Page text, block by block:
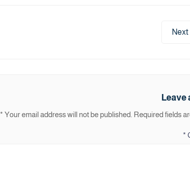
Leave
Your email address will not be published. Required fields
*
*